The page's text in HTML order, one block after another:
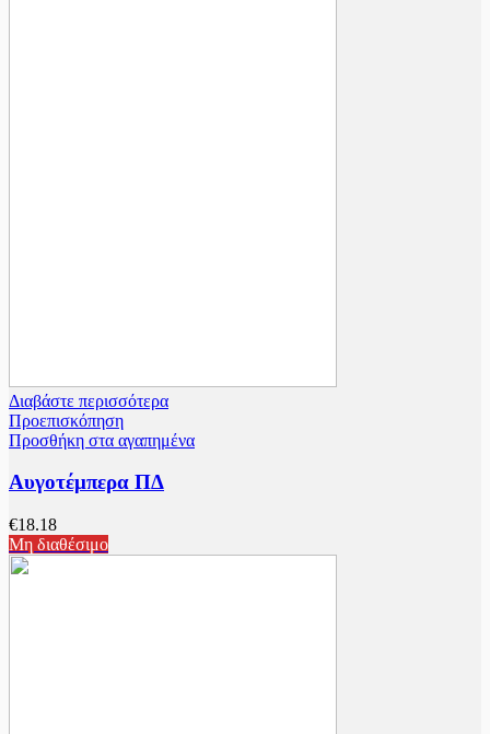
Διαβάστε περισσότερα
Προεπισκόπηση
Προσθήκη στα αγαπημένα
Αυγοτέμπερα ΠΔ
€18.18
Μη διαθέσιμο